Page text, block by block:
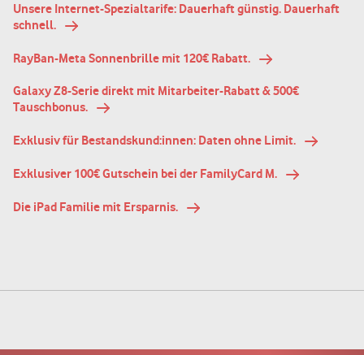
Unsere Internet-Spezialtarife: Dauerhaft günstig. Dauerhaft
schnell.
RayBan-Meta Sonnenbrille mit 120€ Rabatt.
Galaxy Z8-Serie direkt mit Mitarbeiter-Rabatt & 500€
Tauschbonus.
Exklusiv für Bestandskund:innen: Daten ohne Limit.
Exklusiver 100€ Gutschein bei der FamilyCard M.
Die iPad Familie mit Ersparnis.